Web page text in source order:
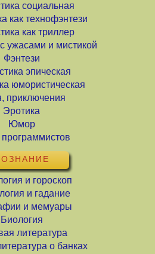
социальная
как технофэнтези
как триллер
ужасами и мистикой
Фэнтези
эпическая
юмористическая
приключения
Эротика
Юмор
и гороскоп
и гадание
и мемуары
Биология
литература
о банках